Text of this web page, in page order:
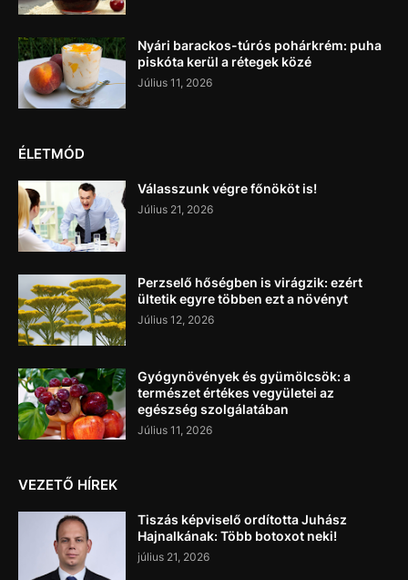
Nyári barackos-túrós pohárkrém: puha
piskóta kerül a rétegek közé
Július 11, 2026
ÉLETMÓD
Válasszunk végre főnököt is!
Július 21, 2026
Perzselő hőségben is virágzik: ezért
ültetik egyre többen ezt a növényt
Július 12, 2026
Gyógynövények és gyümölcsök: a
természet értékes vegyületei az
egészség szolgálatában
Július 11, 2026
VEZETŐ HÍREK
Tiszás képviselő ordította Juhász
Hajnalkának: Több botoxot neki!
július 21, 2026